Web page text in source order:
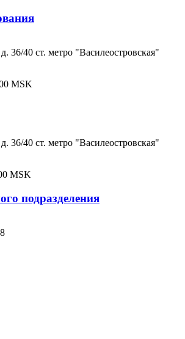
36/40 ст. метро "Василеостровская"
MSK
36/40 ст. метро "Василеостровская"
MSK
подразделения